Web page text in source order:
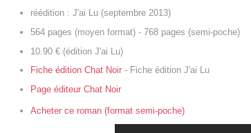
réédition : J'ai Lu (septembre 2013)
564 pages (moyen format) - 768 pages (semi-poche)
10.90 € (édition J'ai Lu)
Fiche édition Chat Noir- Fiche édition J'ai Lu
Page éditeur Chat Noir
Acheter ce roman (format semi-poche)